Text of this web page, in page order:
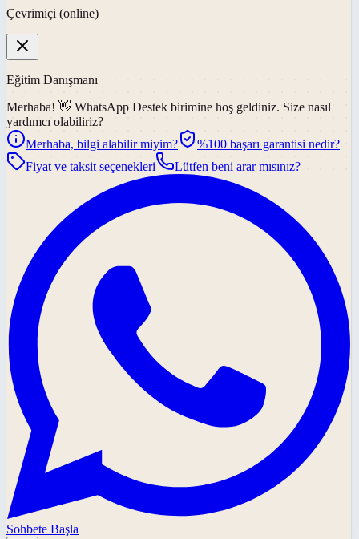
Çevrimiçi (online)
Eğitim Danışmanı
Merhaba! 👋 WhatsApp Destek birimine hoş geldiniz. Size nasıl
yardımcı olabiliriz?
Merhaba, bilgi alabilir miyim?
%100 başarı garantisi nedir?
Fiyat ve taksit seçenekleri
Lütfen beni arar mısınız?
Sohbete Başla